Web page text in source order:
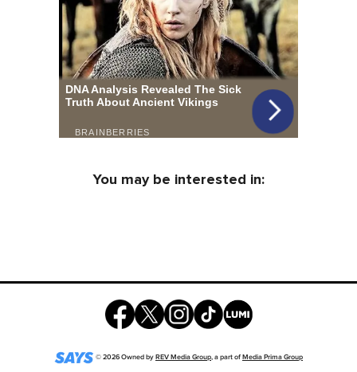
You may be interested in:
©2026Owned byREV Media Group, a part ofMedia Prima Group